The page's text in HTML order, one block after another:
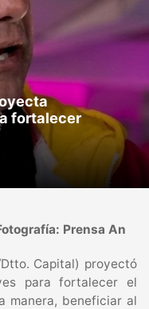
fortalecer
Prensa An
Capital) proyectó
para fortalecer el
manera, beneficiar al